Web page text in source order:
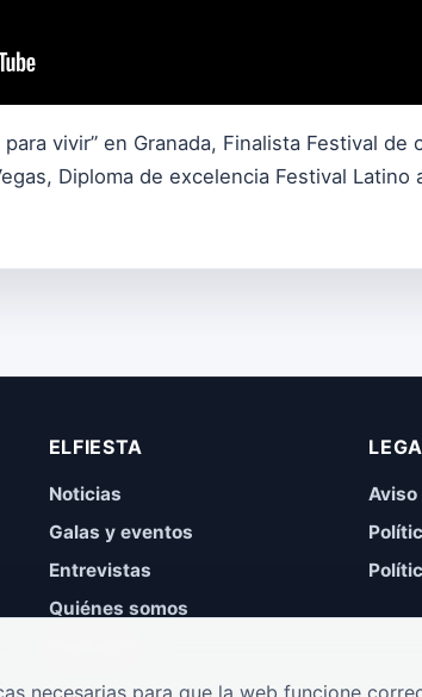
vivir” en Granada, Finalista Festival
Diploma de excelencia Festival Latino
ELFIESTA
Noticias
Galas y eventos
Entrevistas
Quiénes somos
Aviso
necesarias para que la web funcione